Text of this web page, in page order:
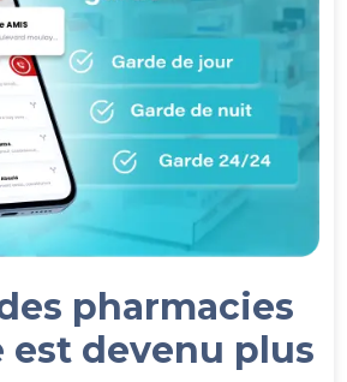
pharmacies
est devenu plus